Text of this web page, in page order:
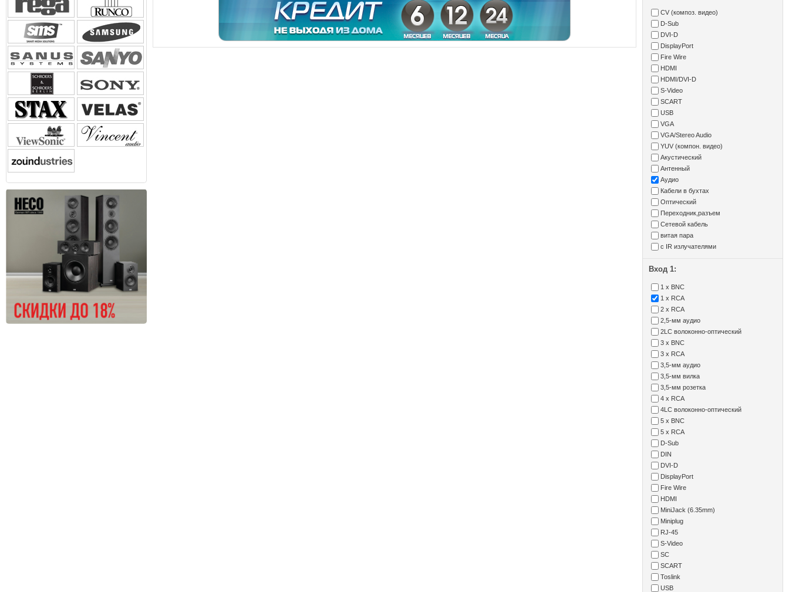
CV (композ. видео)
D-Sub
DVI-D
DisplayPort
Fire Wire
HDMI
HDMI/DVI-D
S-Video
SCART
USB
VGA
VGA/Stereo Audio
YUV (компон. видео)
Акустический
Антенный
Аудио
Кабели в бухтах
Оптический
Переходник,разъем
Сетевой кабель
витая пара
с IR излучателями
Вход 1:
1 x BNC
1 x RCA
2 x RCA
2,5-мм аудио
2LC волоконно-оптический
3 x BNC
3 x RCA
3,5-мм аудио
3,5-мм вилка
3,5-мм розетка
4 x RCA
4LC волоконно-оптический
5 x BNC
5 x RCA
D-Sub
DIN
DVI-D
DisplayPort
Fire Wire
HDMI
MiniJack (6.35mm)
Miniplug
RJ-45
S-Video
SC
SCART
Toslink
USB